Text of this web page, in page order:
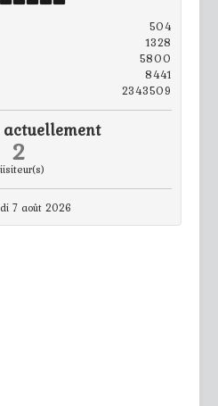
504
1328
5800
8441
2343509
2
7 août 2026